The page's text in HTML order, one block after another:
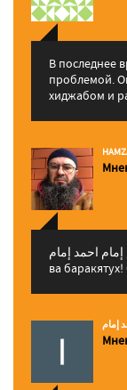
В последнее
проблемой.
хиджабом и
إمام احمد إمام , Ва алейкум ассалам ва рахматуЛлахи
ва
إمام